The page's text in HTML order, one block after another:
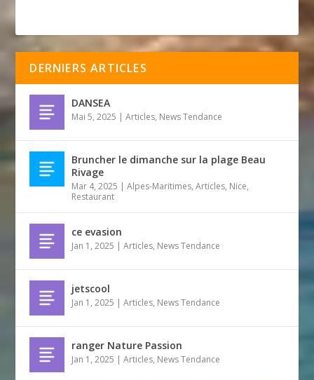
DERNIERS ARTICLES
DANSEA
Mai 5, 2025 |Articles, News Tendance
Bruncher le dimanche sur la plage Beau
Rivage
Mar 4, 2025 |Alpes-Maritimes,Articles, Nice,
Restaurant
ce evasion
Jan 1, 2025 |Articles, News Tendance
jetscool
Jan 1, 2025 |Articles, News Tendance
ranger Nature Passion
Jan 1, 2025 |Articles, News Tendance